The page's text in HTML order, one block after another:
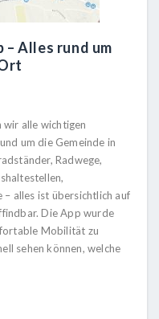
Alles rund um
alle wichtigen
um die Gemeinde in
Radwege,
alles ist übersichtlich auf
Die App wurde
Mobilität zu
sehen können, welche